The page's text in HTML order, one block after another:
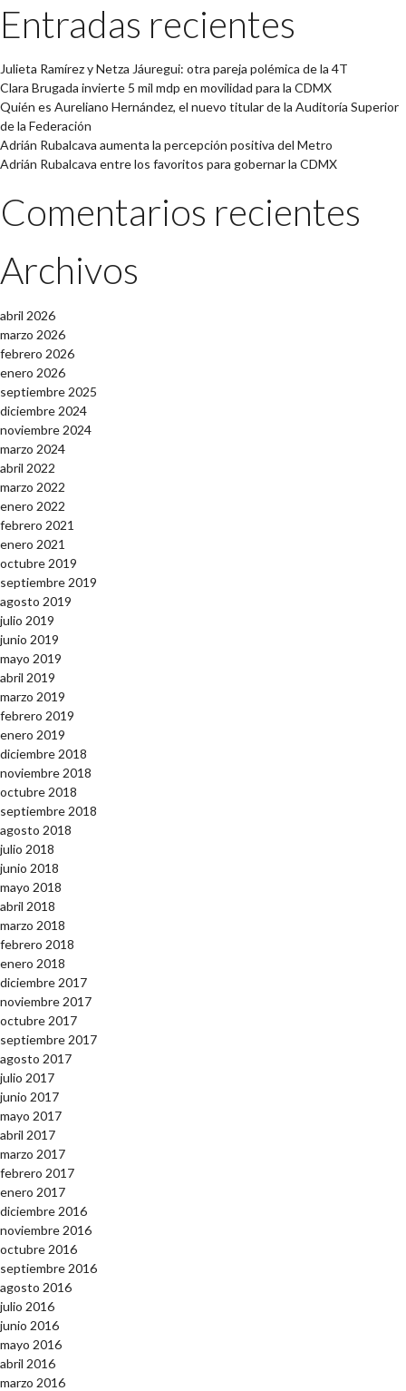
Entradas recientes
Julieta Ramírez y Netza Jáuregui: otra pareja polémica de la 4T
Clara Brugada invierte 5 mil mdp en movilidad para la CDMX
Quién es Aureliano Hernández, el nuevo titular de la Auditoría Superior
de la Federación
Adrián Rubalcava aumenta la percepción positiva del Metro
Adrián Rubalcava entre los favoritos para gobernar la CDMX
Comentarios recientes
Archivos
abril 2026
marzo 2026
febrero 2026
enero 2026
septiembre 2025
diciembre 2024
noviembre 2024
marzo 2024
abril 2022
marzo 2022
enero 2022
febrero 2021
enero 2021
octubre 2019
septiembre 2019
agosto 2019
julio 2019
junio 2019
mayo 2019
abril 2019
marzo 2019
febrero 2019
enero 2019
diciembre 2018
noviembre 2018
octubre 2018
septiembre 2018
agosto 2018
julio 2018
junio 2018
mayo 2018
abril 2018
marzo 2018
febrero 2018
enero 2018
diciembre 2017
noviembre 2017
octubre 2017
septiembre 2017
agosto 2017
julio 2017
junio 2017
mayo 2017
abril 2017
marzo 2017
febrero 2017
enero 2017
diciembre 2016
noviembre 2016
octubre 2016
septiembre 2016
agosto 2016
julio 2016
junio 2016
mayo 2016
abril 2016
marzo 2016